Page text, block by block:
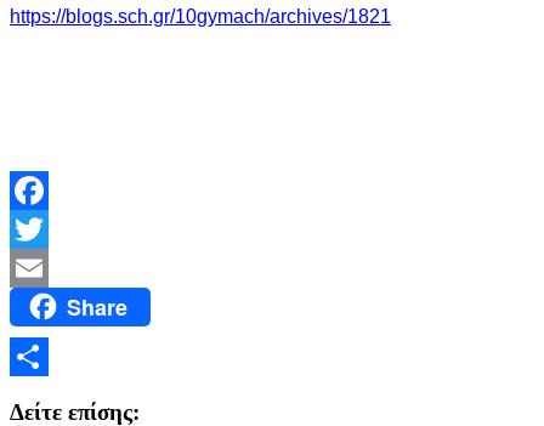
https://blogs.sch.gr/10gymach/archives/1821
Facebook
Twitter
Email Share
Δείτε επίσης: